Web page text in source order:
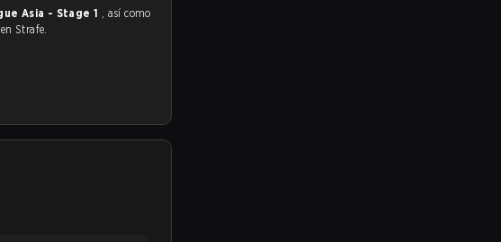
Asia - Stage 1 , así como
Strafe.